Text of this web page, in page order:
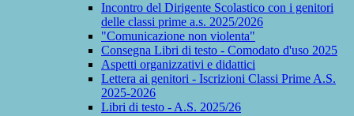
Incontro del Dirigente Scolastico con i genitori
delle classi prime a.s. 2025/2026
"Comunicazione non violenta"
Consegna Libri di testo - Comodato d'uso 2025
Aspetti organizzativi e didattici
Lettera ai genitori - Iscrizioni Classi Prime A.S.
2025-2026
Libri di testo - A.S. 2025/26